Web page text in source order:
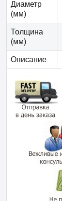
Диаметр
(мм)
Толщина
(мм)
Описание